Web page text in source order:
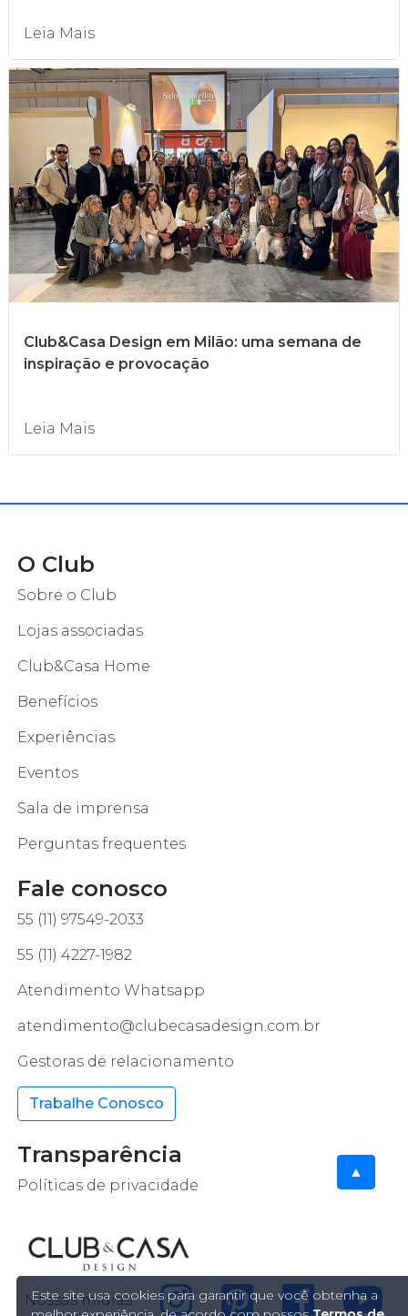
▲
Leia Mais
Club&Casa Design em Milão: uma semana de
inspiração e provocação
Leia Mais
O Club
Sobre o Club
Lojas associadas
Club&Casa Home
Benefícios
Experiências
Eventos
Sala de imprensa
Perguntas frequentes
Fale conosco
55 (11) 97549-2033
55 (11) 4227-1982
Atendimento Whatsapp
atendimento@clubecasadesign.com.br
Gestoras de relacionamento
Trabalhe Conosco
Transparência
Políticas de privacidade
Nossas mídias
Este site usa cookies para garantir que você obtenha a